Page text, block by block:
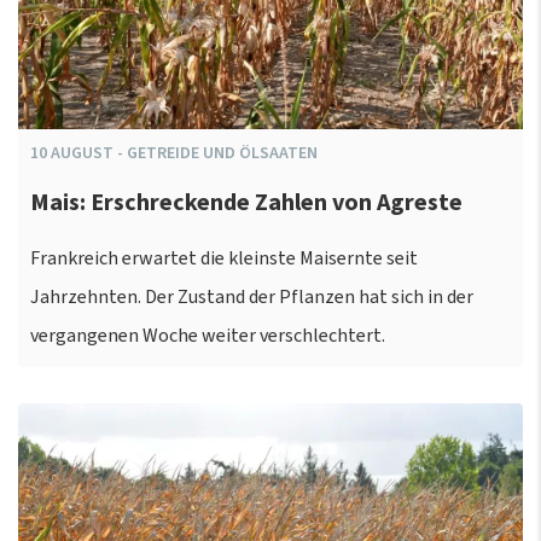
10AUGUST - GETREIDE UND ÖLSAATEN
Mais: Erschreckende Zahlen von Agreste
Frankreich erwartet die kleinste Maisernte seit
Jahrzehnten. Der Zustand der Pflanzen hat sich in der
vergangenen Woche weiter verschlechtert.